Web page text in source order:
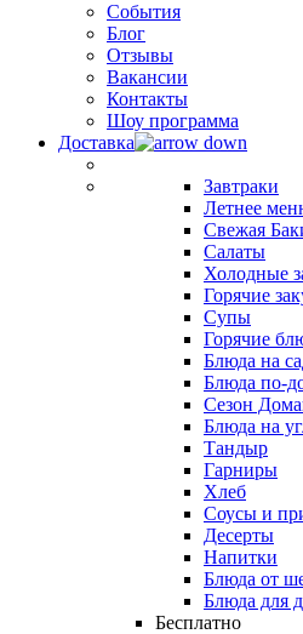
События
Блог
Отзывы
Вакансии
Контакты
Шоу программа
Доставка
Завтраки
Летнее
Свежая
Салаты
Холодные
Горячие
Супы
Горячие
Блюда на
Блюда по-
Сезон
Блюда на
Тандыр
Гарниры
Хлеб
Соусы и
Десерты
Напитки
Блюда от
Блюда для
Бесплатно